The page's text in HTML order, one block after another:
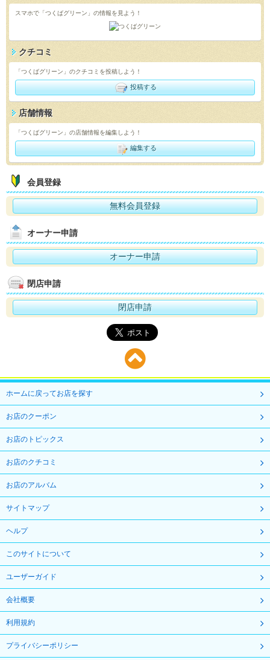
スマホで「つくばグリーン」の情報を見よう！
クチコミ
「つくばグリーン」のクチコミを投稿しよう！
投稿する
店舗情報
「つくばグリーン」の店舗情報を編集しよう！
編集する
会員登録
無料会員登録
オーナー申請
オーナー申請
閉店申請
閉店申請
ホームに戻ってお店を探す
お店のクーポン
お店のトピックス
お店のクチコミ
お店のアルバム
サイトマップ
ヘルプ
このサイトについて
ユーザーガイド
会社概要
利用規約
プライバシーポリシー